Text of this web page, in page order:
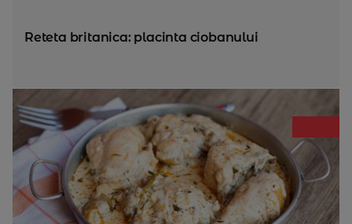
Reteta britanica: placinta ciobanului